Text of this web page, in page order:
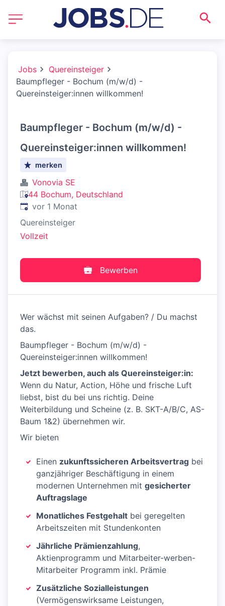
Jobs
Quereinsteiger
Baumpfleger - Bochum (m/w/d) -
Quereinsteiger:innen willkommen!
Baumpfleger - Bochum (m/w/d) -
Quereinsteiger:innen willkommen!
merken
Vonovia SE
44 Bochum, Deutschland
Veröffentlicht:
vor 1 Monat
Quereinsteiger
Vollzeit
Bewerben
Wer wächst mit seinen Aufgaben? / Du machst
das.
Baumpfleger - Bochum (m/w/d) -
Quereinsteiger:innen willkommen!
Jetzt bewerben, auch als Quereinsteiger:in:
Wenn du Natur, Action, Höhe und frische Luft
liebst, bist du bei uns richtig. Deine
Weiterbildung und Scheine (z. B. SKT-A/B/C, AS-
Baum 1&2) übernehmen wir.
Wir bieten
Einen zukunftssicheren Arbeitsvertrag bei
ganzjähriger Beschäftigung in einem
modernen Unternehmen mit gesicherter
Auftragslage
Monatliches Festgehalt bei geregelten
Arbeitszeiten mit Stundenkonten
Jährliche Prämienzahlung,
Aktienprogramm und Mitarbeiter-werben-
Mitarbeiter Programm inkl. Prämie
Zusätzliche Sozialleistungen
(Vermögenswirksame Leistungen,